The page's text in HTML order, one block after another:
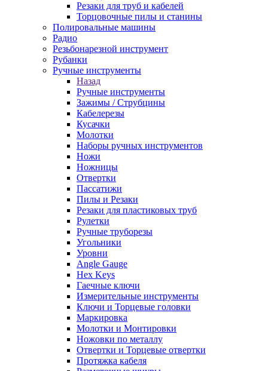
Резаки для труб и кабелей
Торцовочные пилы и станины
Полировальные машины
Радио
Резьбонарезной инструмент
Рубанки
Ручные инструменты
Назад
Ручные инструменты
Зажимы / Струбцины
Кабелерезы
Кусачки
Молотки
Наборы ручных инструментов
Ножи
Ножницы
Отвертки
Пассатижи
Пилы и Резаки
Резаки для пластиковых труб
Рулетки
Ручные труборезы
Угольники
Уровни
Angle Gauge
Hex Keys
Гаечные ключи
Измерительные инструменты
Ключи и Торцевые головки
Маркировка
Молотки и Монтировки
Ножовки по металлу
Отвертки и Торцевые отвертки
Протяжка кабеля